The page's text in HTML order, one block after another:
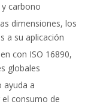
carbono
dimensiones, los
a su aplicación
con ISO 16890,
globales
ayuda a
consumo de